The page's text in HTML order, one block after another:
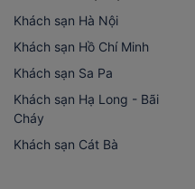
Khách sạn Hà Nội
Khách sạn Hồ Chí Minh
Khách sạn Sa Pa
Khách sạn Hạ Long - Bãi
Cháy
Khách sạn Cát Bà